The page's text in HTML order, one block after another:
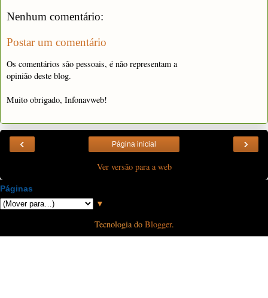
Nenhum comentário:
Postar um comentário
Os comentários são pessoais, é não representam a
opinião deste blog.
Muito obrigado, Infonavweb!
‹ ›
Página inicial
Ver versão para a web
Páginas
▼
Tecnologia do Blogger.